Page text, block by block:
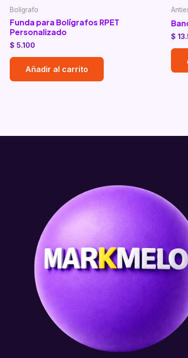
Bolígrafo
Funda para Bolígrafos RPET
Personalizado
$ 5.100
Añadir al carrito
$